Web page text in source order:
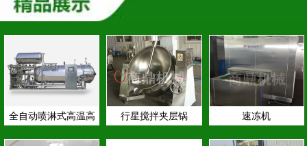
全自动喷淋式高温高
行星搅拌夹层锅 速冻机